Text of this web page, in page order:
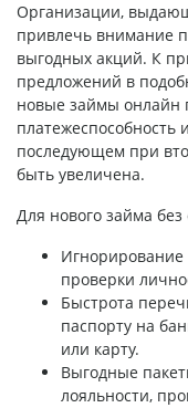
Организации,
привлечь внимание
выгодных акций. К
предложений в
новые займы онлайн
платежеспособность
последующем при
быть увеличена.
Для нового займа без
Игнорирование
проверки
Быстрота
паспорту на
или карту.
Выгодные
лояльности,